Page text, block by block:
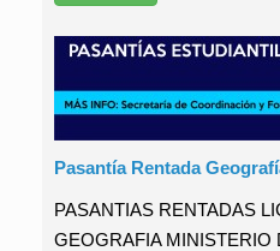
Pasantía Rentada
PASANTIAS RENTADAS
GEOGRAFIA MINISTERIO